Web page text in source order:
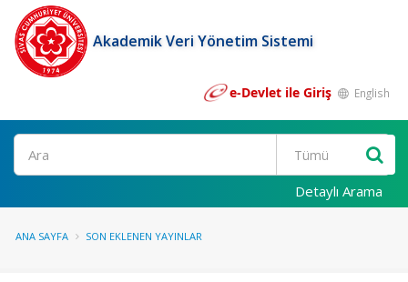
Akademik Veri Yönetim Sistemi
e-Devlet ile Giriş English
Ara
Detaylı Arama
ANA SAYFA SON EKLENEN YAYINLAR